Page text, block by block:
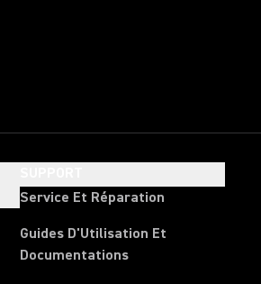
Service Et Réparation
Guides D'Utilisation Et
Documentations